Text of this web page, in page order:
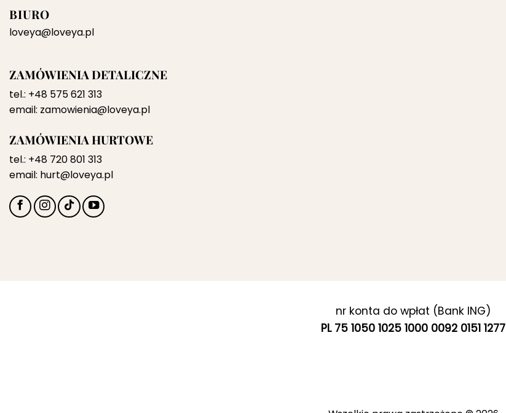
BIURO
loveya@loveya.pl
ZAMÓWIENIA DETALICZNE
tel.: +48 575 621 313
email: zamowienia@loveya.pl
ZAMÓWIENIA HURTOWE
tel.: +48 720 801 313
email: hurt@loveya.pl
nr konta do wpłat (Bank ING)
PL 75 1050 1025 1000 0092 0151 1277